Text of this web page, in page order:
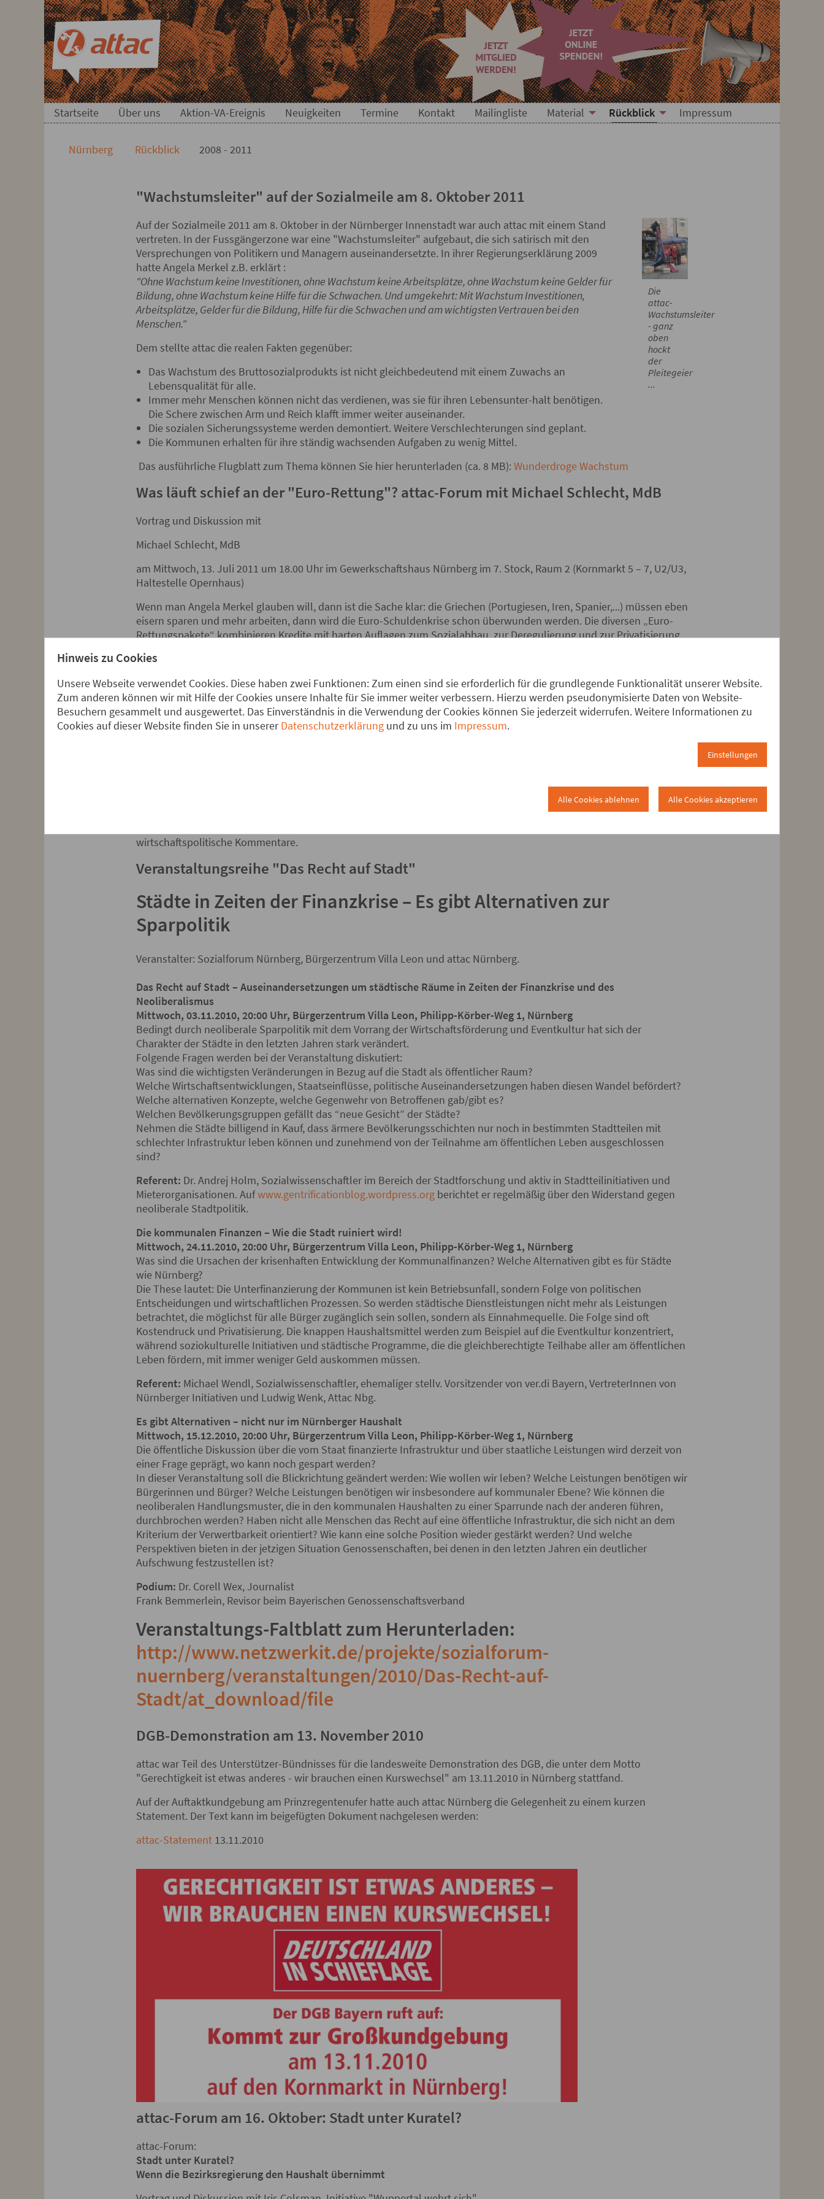
Direkt zum Hauptinhalt springen
Direkt zur Haupt-Navigation springen
Direkt zur Service-Navigation springen
Direkt zur Footer-Navigation springen
Direkt zum Footerinhalt springen
2008 - 2011
Startseite Über uns Aktion-VA-Ereignis Neuigkeiten Termine Kontakt Mailingliste Material Rückblick Impressum
Nürnberg Rückblick 2008 - 2011
"Wachstumsleiter" auf der Sozialmeile am 8. Oktober 2011
Die
attac-
Wachstumsleiter
- ganz
oben
hockt
der
Pleitegeier
...
Auf der Sozialmeile 2011 am 8. Oktober in der Nürnberger Innenstadt war auch attac mit einem Stand
vertreten. In der Fussgängerzone war eine "Wachstumsleiter" aufgebaut, die sich satirisch mit den
Versprechungen von Politikern und Managern auseinandersetzte. In ihrer Regierungserklärung 2009
hatte Angela Merkel z.B. erklärt :
"Ohne Wachstum keine Investitionen, ohne Wachstum keine Arbeitsplätze, ohne Wachstum keine Gelder für
Bildung, ohne Wachstum keine Hilfe für die Schwachen. Und umgekehrt: Mit Wachstum Investitionen,
Arbeitsplätze, Gelder für die Bildung, Hilfe für die Schwachen und am wichtigsten Vertrauen bei den
Menschen."
Dem stellte attac die realen Fakten gegenüber:
Das Wachstum des Bruttosozialprodukts ist nicht gleichbedeutend mit einem Zuwachs an
Lebensqualität für alle.
Immer mehr Menschen können nicht das verdienen, was sie für ihren Lebensunter-halt benötigen.
Die Schere zwischen Arm und Reich klafft immer weiter auseinander.
Die sozialen Sicherungssysteme werden demontiert. Weitere Verschlechterungen sind geplant.
Die Kommunen erhalten für ihre ständig wachsenden Aufgaben zu wenig Mittel.
Das ausführliche Flugblatt zum Thema können Sie hier herunterladen (ca. 8 MB): Wunderdroge Wachstum
Was läuft schief an der "Euro-Rettung"? attac-Forum mit Michael Schlecht, MdB
Vortrag und Diskussion mit
Michael Schlecht, MdB
am Mittwoch, 13. Juli 2011 um 18.00 Uhr im Gewerkschaftshaus Nürnberg im 7. Stock, Raum 2 (Kornmarkt 5 – 7, U2/U3,
Haltestelle Opernhaus)
Wenn man Angela Merkel glauben will, dann ist die Sache klar: die Griechen (Portugiesen, Iren, Spanier,...) müssen eben
eisern sparen und mehr arbeiten, dann wird die Euro-Schuldenkrise schon überwunden werden. Die diversen „Euro-
Rettungspakete“ kombinieren Kredite mit harten Auflagen zum Sozialabbau, zur Deregulierung und zur Privatisierung
Die verheerenden Auswirkungen dieser „Rettungsringe aus Blei“ auf die wirtschaftliche Entwicklung werden jetzt in
Griechenland sichtbar. 2010 betrug der Rückgang des Bruttoinlandsproduktes 4,5 Prozent. Der Schuldenstand steigt
daher trotz sinkender Staatsausgaben weiter an; er hat mittlerweile 143 Prozent des Bruttoinlandsproduktes erreicht.
U.a. werden folgende Fragen beleuchtet: Welche Politik jenseits von Nationalismus und Neoliberalismus zur
Überwindung der wirtschaftlichen Ungleichgewichte und Staatsverschuldung in der Eurozone ist möglich? Wie können
die Verursacher und Profiteure der Krise, insbesondere die Banken, zu einem Lösungsbeitrag herangezogen werden?
Michael Schlecht, Chefvolkswirt der Bundestagsfraktion DIE LINKE und Mitglied im Bundestagsausschuss für Wirtschaft
und Technologie hat viele Jahre für den ver.di-Bundesvorstand die wirtschaftliche Entwicklung analysiert und
wirtschaftspolitische Kommentare.
Veranstaltungsreihe "Das Recht auf Stadt"
Städte in Zeiten der Finanzkrise – Es gibt Alternativen zur
Sparpolitik
Veranstalter: Sozialforum Nürnberg, Bürgerzentrum Villa Leon und attac Nürnberg.
Das Recht auf Stadt – Auseinandersetzungen um städtische Räume in Zeiten der Finanzkrise und des
Neoliberalismus
Mittwoch, 03.11.2010, 20:00 Uhr, Bürgerzentrum Villa Leon, Philipp-Körber-Weg 1, Nürnberg
Bedingt durch neoliberale Sparpolitik mit dem Vorrang der Wirtschaftsförderung und Eventkultur hat sich der
Charakter der Städte in den letzten Jahren stark verändert.
Folgende Fragen werden bei der Veranstaltung diskutiert:
Was sind die wichtigsten Veränderungen in Bezug auf die Stadt als öffentlicher Raum?
Welche Wirtschaftsentwicklungen, Staatseinflüsse, politische Auseinandersetzungen haben diesen Wandel befördert?
Welche alternativen Konzepte, welche Gegenwehr von Betroffenen gab/gibt es?
Welchen Bevölkerungsgruppen gefällt das “neue Gesicht” der Städte?
Nehmen die Städte billigend in Kauf, dass ärmere Bevölkerungsschichten nur noch in bestimmten Stadtteilen mit
schlechter Infrastruktur leben können und zunehmend von der Teilnahme am öffentlichen Leben ausgeschlossen
sind?
Referent: Dr. Andrej Holm, Sozialwissenschaftler im Bereich der Stadtforschung und aktiv in Stadtteilinitiativen und
Mieterorganisationen. Aufwww.gentrificationblog.wordpress.org berichtet er regelmäßig über den Widerstand gegen
neoliberale Stadtpolitik.
Die kommunalen Finanzen – Wie die Stadt ruiniert wird!
Mittwoch, 24.11.2010, 20:00 Uhr, Bürgerzentrum Villa Leon, Philipp-Körber-Weg 1, Nürnberg
Was sind die Ursachen der krisenhaften Entwicklung der Kommunalfinanzen? Welche Alternativen gibt es für Städte
wie Nürnberg?
Die These lautet: Die Unterfinanzierung der Kommunen ist kein Betriebsunfall, sondern Folge von politischen
Entscheidungen und wirtschaftlichen Prozessen. So werden städtische Dienstleistungen nicht mehr als Leistungen
betrachtet, die möglichst für alle Bürger zugänglich sein sollen, sondern als Einnahmequelle. Die Folge sind oft
Kostendruck und Privatisierung. Die knappen Haushaltsmittel werden zum Beispiel auf die Eventkultur konzentriert,
während soziokulturelle Initiativen und städtische Programme, die die gleichberechtigte Teilhabe aller am öffentlichen
Leben fördern, mit immer weniger Geld auskommen müssen.
Referent: Michael Wendl, Sozialwissenschaftler, ehemaliger stellv. Vorsitzender von ver.di Bayern, VertreterInnen von
Nürnberger Initiativen und Ludwig Wenk, Attac Nbg.
Es gibt Alternativen – nicht nur im Nürnberger Haushalt
Mittwoch, 15.12.2010, 20:00 Uhr, Bürgerzentrum Villa Leon, Philipp-Körber-Weg 1, Nürnberg
Die öffentliche Diskussion über die vom Staat finanzierte Infrastruktur und über staatliche Leistungen wird derzeit von
einer Frage geprägt, wo kann noch gespart werden?
In dieser Veranstaltung soll die Blickrichtung geändert werden: Wie wollen wir leben? Welche Leistungen benötigen wir
Bürgerinnen und Bürger? Welche Leistungen benötigen wir insbesondere auf kommunaler Ebene? Wie können die
neoliberalen Handlungsmuster, die in den kommunalen Haushalten zu einer Sparrunde nach der anderen führen,
durchbrochen werden? Haben nicht alle Menschen das Recht auf eine öffentliche Infrastruktur, die sich nicht an dem
Kriterium der Verwertbarkeit orientiert? Wie kann eine solche Position wieder gestärkt werden? Und welche
Perspektiven bieten in der jetzigen Situation Genossenschaften, bei denen in den letzten Jahren ein deutlicher
Aufschwung festzustellen ist?
Podium: Dr. Corell Wex, Journalist
Frank Bemmerlein, Revisor beim Bayerischen Genossenschaftsverband
Veranstaltungs-Faltblatt zum Herunterladen:
http://www.netzwerkit.de/projekte/sozialforum-
nuernberg/veranstaltungen/2010/Das-Recht-auf-
Stadt/at_download/file
DGB-Demonstration am 13. November 2010
attac war Teil des Unterstützer-Bündnisses für die landesweite Demonstration des DGB, die unter dem Motto
"Gerechtigkeit ist etwas anderes - wir brauchen einen Kurswechsel" am 13.11.2010 in Nürnberg stattfand.
Auf der Auftaktkundgebung am Prinzregentenufer hatte auch attac Nürnberg die Gelegenheit zu einem kurzen
Statement. Der Text kann im beigefügten Dokument nachgelesen werden:
attac-Statement 13.11.2010
attac-Forum am 16. Oktober: Stadt unter Kuratel?
attac-Forum:
Stadt unter Kuratel?
Wenn die Bezirksregierung den Haushalt übernimmt
Hinweis zu Cookies
Unsere Webseite verwendet Cookies. Diese haben zwei Funktionen: Zum einen sind sie erforderlich für die grundlegende Funktionalität unserer Website.
Zum anderen können wir mit Hilfe der Cookies unsere Inhalte für Sie immer weiter verbessern. Hierzu werden pseudonymisierte Daten von Website-
Besuchern gesammelt und ausgewertet. Das Einverständnis in die Verwendung der Cookies können Sie jederzeit widerrufen. Weitere Informationen zu
Cookies auf dieser Website finden Sie in unsererDatenschutzerklärung und zu uns im Impressum.
Einstellungen
Alle Cookies ablehnen Alle Cookies akzeptieren